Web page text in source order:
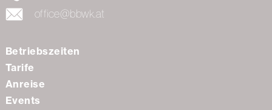
office@bbwk.at
Betriebszeiten
Tarife
Anreise
Events